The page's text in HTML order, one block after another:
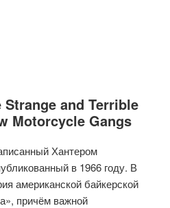
Strange and Terrible
Motorcycle Gangs
Хантером
в 1966 году. В
американской байкерской
причём важной